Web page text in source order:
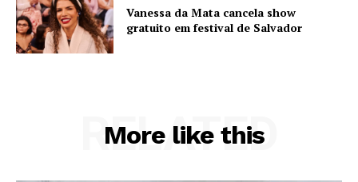
Vanessa da Mata cancela show
gratuito em festival de Salvador
More like this
RELATED